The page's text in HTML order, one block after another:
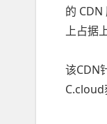
的
上占据
该CDN
C.cloud